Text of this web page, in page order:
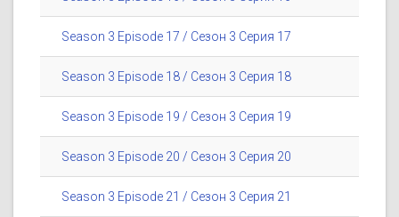
Season 3 Episode 17 / Сезон 3 Серия 17
Season 3 Episode 18 / Сезон 3 Серия 18
Season 3 Episode 19 / Сезон 3 Серия 19
Season 3 Episode 20 / Сезон 3 Серия 20
Season 3 Episode 21 / Сезон 3 Серия 21